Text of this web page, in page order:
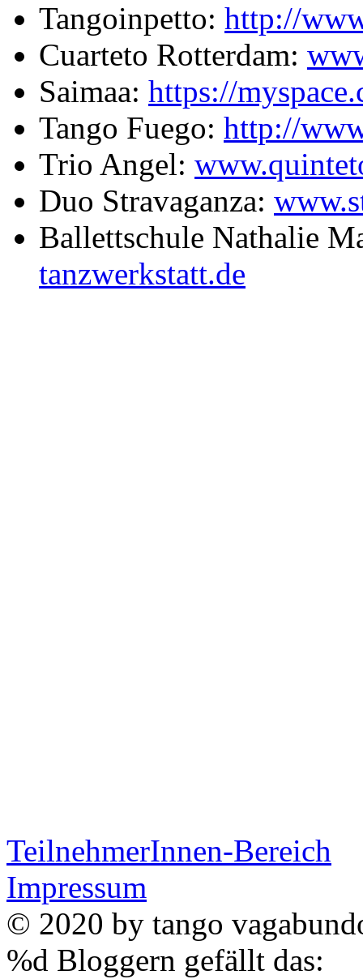
Tangoinpetto: http://
Cuarteto Rotterdam:
Saimaa: https://
Tango Fuego: http://
Trio Angel:
Duo Stravaganza:
Ballettschule Nathalie
tanzwerkstatt.de
TeilnehmerInnen-Bereich
Impressum
© 2020 by tango
%d Bloggern gefällt das: